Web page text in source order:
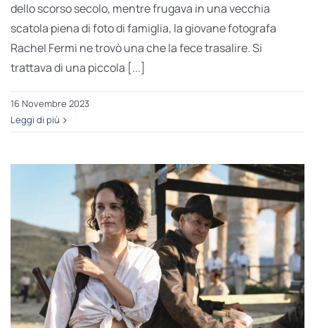
dello scorso secolo, mentre frugava in una vecchia
scatola piena di foto di famiglia, la giovane fotografa
Rachel Fermi ne trovò una che la fece trasalire. Si
trattava di una piccola [...]
16 Novembre 2023
Leggi di più